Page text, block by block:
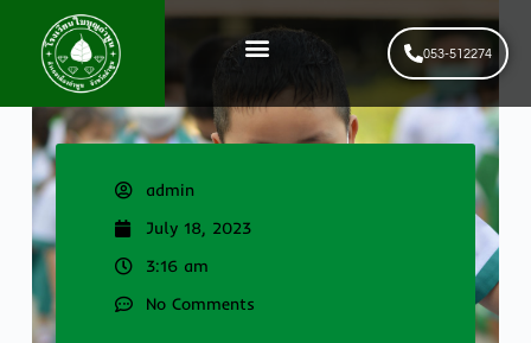
053-512274
admin
July 18, 2023
3:16 am
No Comments